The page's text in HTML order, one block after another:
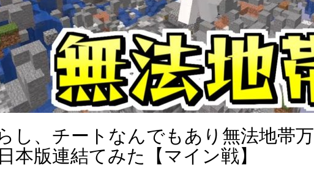
し、チートなんでもあり無法地帯万
本版連結てみた【マイン戦】